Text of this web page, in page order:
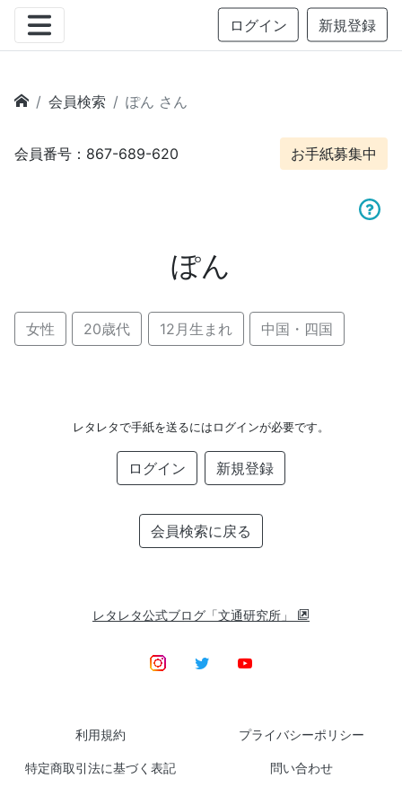
ログイン 新規登録
会員検索 ぽん さん
会員番号：867-689-620 お手紙募集中
ぽん
女性 20歳代 12月生まれ 中国・四国
レタレタで手紙を送るにはログインが必要です。
ログイン 新規登録
会員検索に戻る
レタレタ公式ブログ「文通研究所」
利用規約 プライバシーポリシー
特定商取引法に基づく表記 問い合わせ